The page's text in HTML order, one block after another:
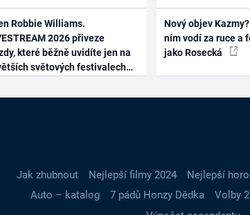
Robbie Williams.
2026 přiveze
které běžně uvidíte jen na
světových festivalech
Nový objev
ním vodí za ruce a
jako Rosecká
Jak zhubnout Nejlepší filmy 2024 Nejlepší
Auto – katalog
7 pádů Honzy Dědka Volby